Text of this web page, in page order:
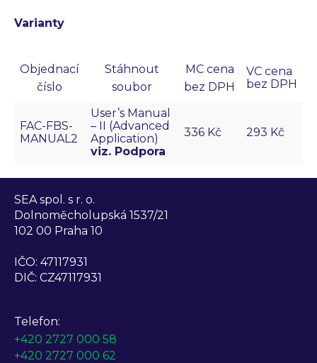
Varianty
Objednací
číslo
Stáhnout
soubor
MC cena
bez DPH
VC cena
bez DPH
FAC-FBS-
MANUAL2
User’s Manual
– II (Advanced
Application)
viz. Podpora
336 Kč 293 Kč
SEA spol. s r. o.
Dolnoměcholupská 1537/21
102 00 Praha 10
IČO: 47117931
DIČ: CZ47117931
Telefon:
+420 2727 000 58
+420 2727 000 62